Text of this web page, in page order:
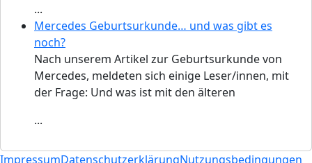
...
Mercedes Geburtsurkunde… und was gibt es
noch?
Nach unserem Artikel zur Geburtsurkunde von
Mercedes, meldeten sich einige Leser/innen, mit
der Frage: Und was ist mit den älteren
...
ImpressumDatenschutzerklärungNutzungsbedingungen